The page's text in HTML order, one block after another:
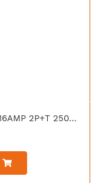
[9301] MENNEKES TOMA VISIBLE 16AMP 2P+T 250V AZUL 6H IP67 LIBRE DE HALOGENO